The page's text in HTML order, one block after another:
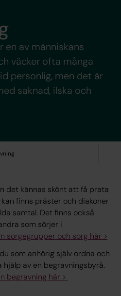
av människans
väcker ofta många
personlig, men det är
saknad, ilska och
det kännas skönt att få prata
finns präster och diakoner
samtal. Det finns också
som sörjer i
sorgegrupper och sorg här >
som anhörig själv ordna och
hjälp av en begravningsbyrå.
begravning här >